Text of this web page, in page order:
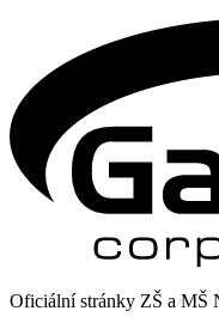
Oficiální stránky ZŠ a MŠ